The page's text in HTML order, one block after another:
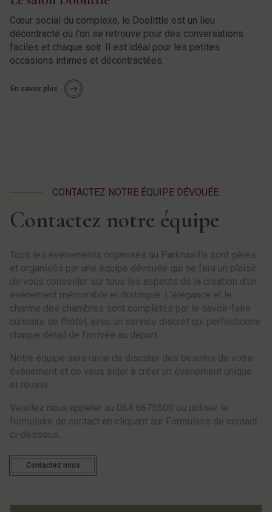
Cœur social du complexe, le Doolittle est un lieu
décontracté où l'on se retrouve pour des conversations
faciles et chaque soir. Il est idéal pour les petites
occasions intimes et décontractées.
En savoir plus
CONTACTEZ NOTRE ÉQUIPE DÉVOUÉE
Contactez notre équipe
Tous les événements organisés au Parknasilla sont gérés
et organisés par une équipe dévouée qui se fera un plaisir
de vous conseiller sur tous les aspects de la création d'un
événement mémorable et distingué. L'élégance et le
charme des chambres sont complétés par le savoir-faire
culinaire de l'hôtel, avec un service discret qui perfectionne
chaque détail de l'arrivée au départ.
Notre équipe sera ravie de discuter des besoins de votre
événement et de vous aider à créer un événement unique
et réussi.
Veuillez nous appeler au 064 6675600 ou utiliser le
formulaire de contact en cliquant sur Formulaire de contact
ci-dessous.
Contactez nous